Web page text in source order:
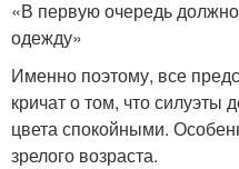
«В первую очередь
одежду»
Именно поэтому, все
кричат о том, что
цвета спокойными.
зрелого возраста.